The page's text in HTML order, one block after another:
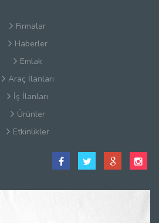
Firmalar
Haberler
Emlak
Araç İlanları
İş İlanları
Ürünler
Etkinlikler
Satış Sözleşmesi
Hakkımızda